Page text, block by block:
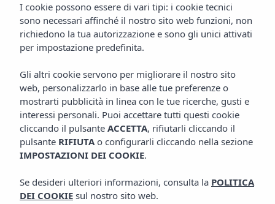
Home Gastronomia SEAHORSE IBIZA
Ristorante Seahorse
Ibiza
Un’esperienza
I cookie possono essere di vari tipi: i cookie tecnici
sono necessari affinché il nostro sito web funzioni, non
richiedono la tua autorizzazione e sono gli unici attivati
per impostazione predefinita.
Gli altri cookie servono per migliorare il nostro sito
web, personalizzarlo in base alle tue preferenze o
mostrarti pubblicità in linea con le tue ricerche, gusti e
interessi personali. Puoi accettare tutti questi cookie
cliccando il pulsante ACCETTA, rifiutarli cliccando il
pulsante RIFIUTAo configurarli cliccando nella sezione
IMPOSTAZIONI DEI COOKIE.
Se desideri ulteriori informazioni, consulta la POLITICA
DEI COOKIE sul nostro sito web.